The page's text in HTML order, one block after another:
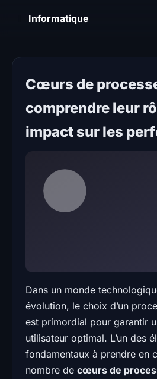
Informatique
Cœurs de
comprendre leur
impact sur les
Dans un monde
évolution, le choix d’un
est primordial pour garantir
utilisateur optimal. L’un des
fondamentaux à prendre en
nombre de cœurs de